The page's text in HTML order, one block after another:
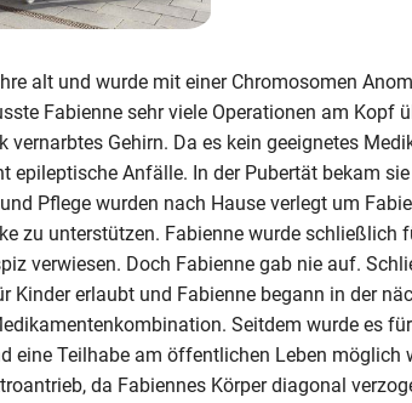
alt und wurde mit einer Chromosomen
Fabienne sehr viele Operationen am Kopf
vernarbtes Gehirn. Da es kein geeignetes
epileptische Anfälle. In der Pubertät bekam
Pflege wurden nach Hause verlegt um
zu unterstützen. Fabienne wurde schließlich
verwiesen. Doch Fabienne gab nie auf.
Kinder erlaubt und Fabienne begann in der
Seitdem wurde es
eine Teilhabe am öffentlichen Leben möglich
da Fabiennes Körper diagonal